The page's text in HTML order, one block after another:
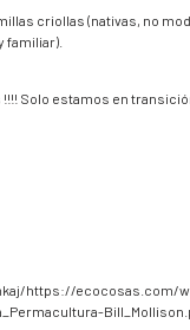
criollas (nativas, no
familiar).
!!!! Solo estamos en
https://ecocosas.com/